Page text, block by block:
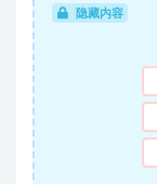
隐藏内容